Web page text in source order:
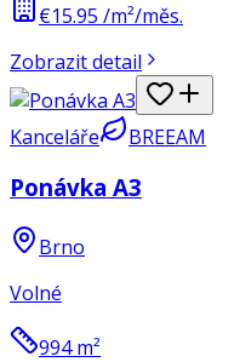
€15.95 /m²/měs.
Zobrazit detail
Kanceláře BREEAM
Ponávka A3
Brno
Volné
994m²